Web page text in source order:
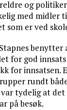
og
med midler
som er ved
for god
for innsatsen.
rundt
tydelig at
på besøk.